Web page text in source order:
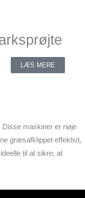
LÆS MERE
maskiner er nøje
græsafklippet effektivt,
til at sikre, at